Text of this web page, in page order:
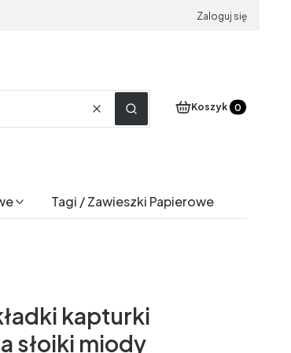
Zaloguj się
WyczyśćSzukaj
Produkty w
Koszyk
Tagi / Zawieszki Papierowe
kapturki
słoiki miody